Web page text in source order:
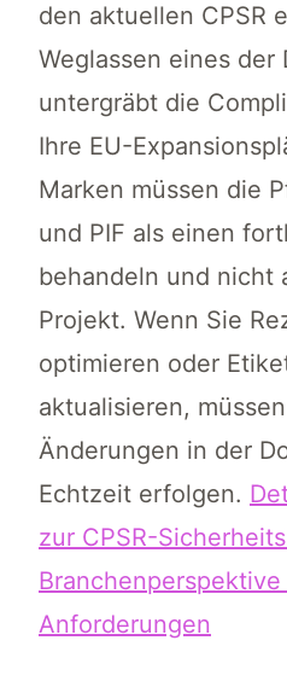
den aktuellen CPSR
Weglassen eines der
untergräbt die
Ihre EU-
Marken müssen die
und PIF als einen
behandeln und nicht
Projekt. Wenn Sie
optimieren oder
aktualisieren,
Änderungen in der
Echtzeit erfolgen.
zur CPSR-
Branchenperspektive
Anforderungen